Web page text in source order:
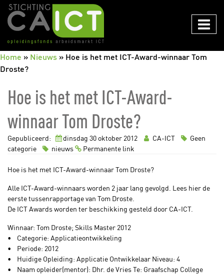
CAICT
Home » Nieuws » Hoe is het met ICT-Award-winnaar Tom
Droste?
Hoe is het met ICT-Award-
winnaar Tom Droste?
Gepubliceerd: dinsdag 30oktober 2012 CA-ICT
Geen
categorie
nieuws Permanente link
Hoe is het met ICT-Award-winnaar Tom Droste?
Alle ICT-Award-winnaars worden 2 jaar lang gevolgd. Lees hier de
eerste tussenrapportage van Tom Droste.
De ICT Awards worden ter beschikking gesteld door CA-ICT.
Winnaar: Tom Droste; Skills Master 2012
• Categorie: Applicatieontwikkeling
• Periode: 2012
• Huidige Opleiding: Applicatie Ontwikkelaar Niveau: 4
• Naam opleider(mentor): Dhr. de Vries Te: Graafschap College